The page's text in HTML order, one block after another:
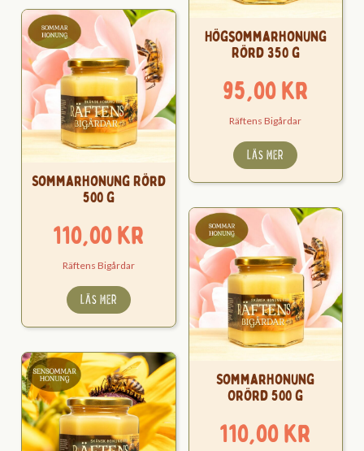
Högsommarhonung
Rörd 350 g
95,00kr
Räftens Bigårdar
LÄS MER
Sommarhonung Rörd
500 g
110,00kr
Räftens Bigårdar
LÄS MER
Sommarhonung
Orörd 500 g
110,00kr